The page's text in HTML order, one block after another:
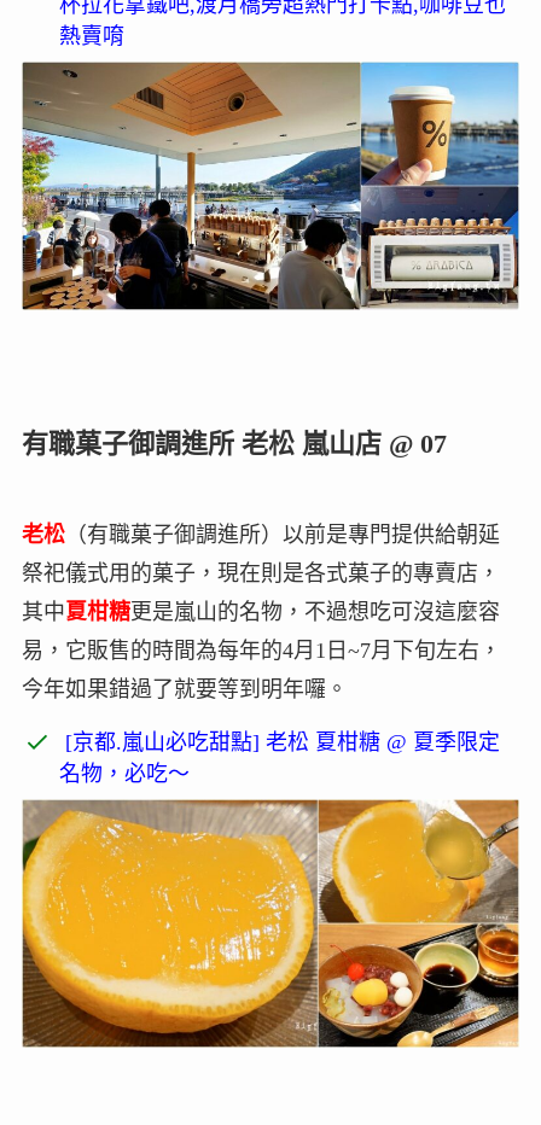
熱賣唷
有職菓子御調進所 老松 嵐山店 @ 07
老松（有職菓子御調進所）以前是專門提供給朝延
祭祀儀式用的菓子，現在則是各式菓子的專賣店，
其中夏柑糖更是嵐山的名物，不過想吃可沒這麼容
易，它販售的時間為每年的4月1日~7月下旬左右，
今年如果錯過了就要等到明年囉。
[京都.嵐山必吃甜點] 老松 夏柑糖 @ 夏季限定
名物，必吃～